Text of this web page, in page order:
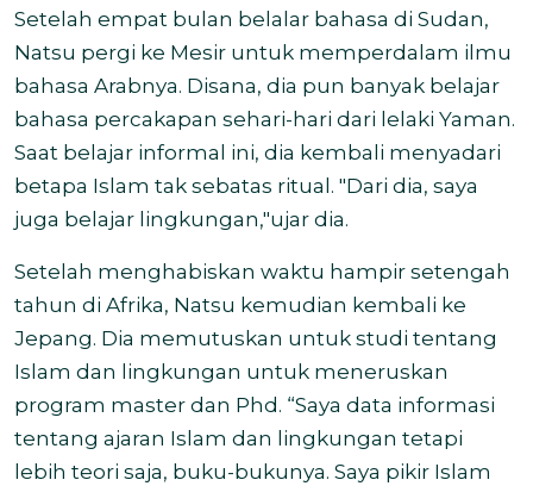
Setelah empat bulan belalar bahasa di Sudan,
Natsu pergi ke Mesir untuk memperdalam ilmu
bahasa Arabnya. Disana, dia pun banyak belajar
bahasa percakapan sehari-hari dari lelaki Yaman.
Saat belajar informal ini, dia kembali menyadari
betapa Islam tak sebatas ritual. "Dari dia, saya
juga belajar lingkungan,"ujar dia.
Setelah menghabiskan waktu hampir setengah
tahun di Afrika, Natsu kemudian kembali ke
Jepang. Dia memutuskan untuk studi tentang
Islam dan lingkungan untuk meneruskan
program master dan Phd. “Saya data informasi
tentang ajaran Islam dan lingkungan tetapi
lebih teori saja, buku-bukunya. Saya pikir Islam